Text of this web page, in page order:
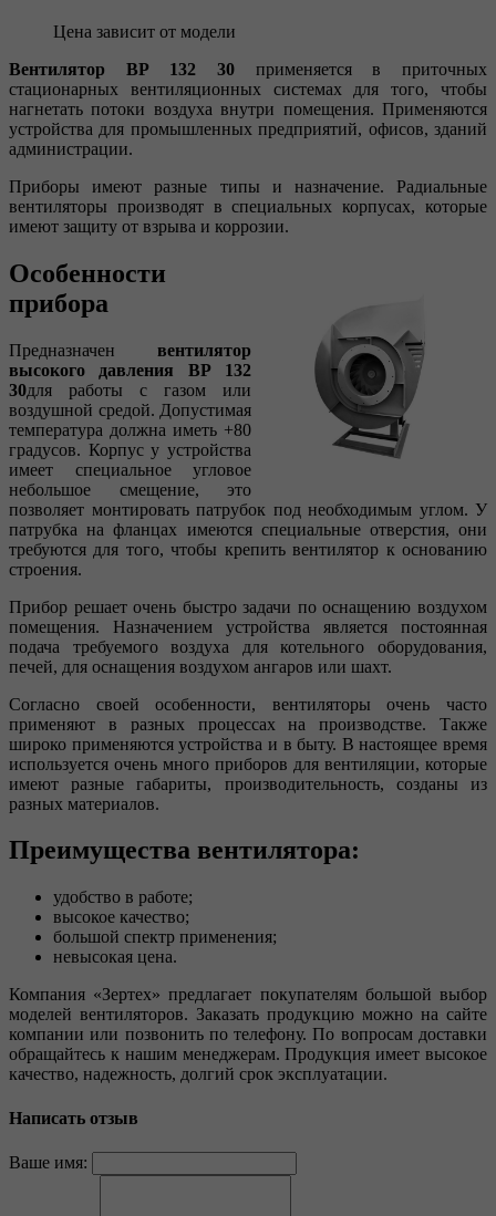
Цена зависит от модели
Вентилятор ВР 132 30 применяется в приточных
стационарных вентиляционных системах для того, чтобы
нагнетать потоки воздуха внутри помещения. Применяются
устройства для промышленных предприятий, офисов, зданий
администрации.
Приборы имеют разные типы и назначение. Радиальные
вентиляторы производят в специальных корпусах, которые
имеют защиту от взрыва и коррозии.
Особенности
прибора
Предназначенвентилятор
высокого давления ВР 132
30для работы с газом или
воздушной средой. Допустимая
температура должна иметь +80
градусов. Корпус у устройства
имеет специальное угловое
небольшое смещение, это
позволяет монтировать патрубок под необходимым углом. У
патрубка на фланцах имеются специальные отверстия, они
требуются для того, чтобы крепить вентилятор к основанию
строения.
Прибор решает очень быстро задачи по оснащению воздухом
помещения. Назначением устройства является постоянная
подача требуемого воздуха для котельного оборудования,
печей, для оснащения воздухом ангаров или шахт.
Согласно своей особенности, вентиляторы очень часто
применяют в разных процессах на производстве. Также
широко применяются устройства и в быту. В настоящее время
используется очень много приборов для вентиляции, которые
имеют разные габариты, производительность, созданы из
разных материалов.
Преимущества вентилятора:
удобство в работе;
высокое качество;
большой спектр применения;
невысокая цена.
Компания «Зертех» предлагает покупателям большой выбор
моделей вентиляторов. Заказать продукцию можно на сайте
компании или позвонить по телефону. По вопросам доставки
обращайтесь к нашим менеджерам. Продукция имеет высокое
качество, надежность, долгий срок эксплуатации.
Написать отзыв
Ваше имя: